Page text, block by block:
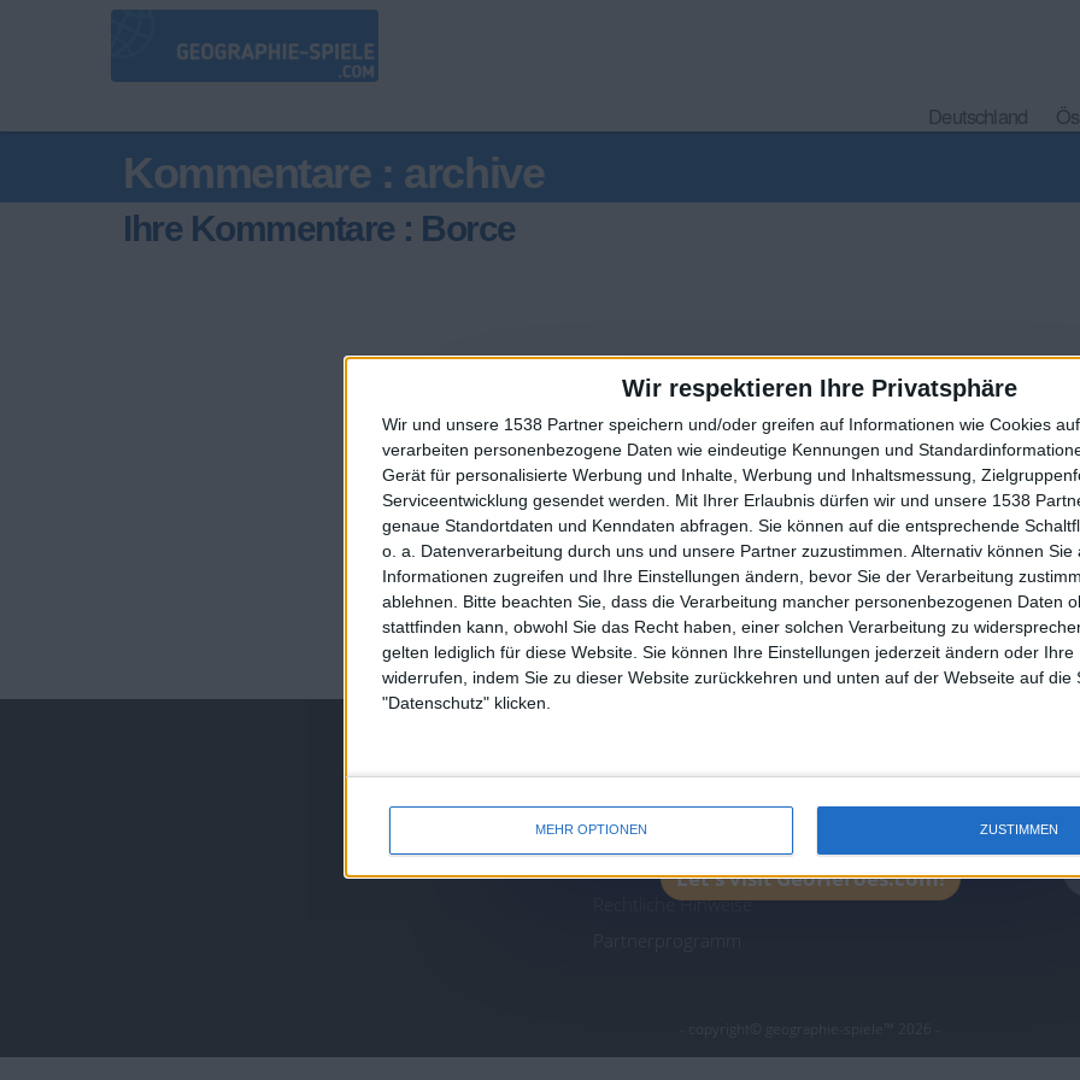
Wir respektieren Ihre Privatsphäre
Wir und unsere 1538 Partner speichern und/oder greifen auf Informationen wie Cookies
verarbeiten personenbezogene Daten wie eindeutige Kennungen und
Gerät für personalisierte Werbung und Inhalte, Werbung und Inhaltsmessung,
Serviceentwicklung gesendet werden. Mit Ihrer Erlaubnis dürfen wir und unsere 1538
genaue Standortdaten und Kenndaten abfragen. Sie können auf die entsprechende
o. a. Datenverarbeitung durch uns und unsere Partner zuzustimmen. Alternativ können Sie
Informationen zugreifen und Ihre Einstellungen ändern, bevor Sie der Verarbeitung
ablehnen. Bitte beachten Sie, dass die Verarbeitung mancher personenbezogenen Daten
stattfinden kann, obwohl Sie das Recht haben, einer solchen Verarbeitung zu
gelten lediglich für diese Website. Sie können Ihre Einstellungen jederzeit ändern oder Ihre
widerrufen, indem Sie zu dieser Website zurückkehren und unten auf der Webseite auf die
"Datenschutz" klicken.
MEHR OPTIONEN ZUSTIMMEN
Deutschland
Kommentare : archive
Ihre Kommentare : Borce
Ein problem oder einen Fehler melden
juegos-geograficos.com geographie-spiele.com giochi-geografici.com
jeux-historiques.com
lemurdelapresse.com jeuxpedago.com billets-
personenbezogener
SiteMap
Rechtliche Hinweise
- copyright© geographie-spiele™ 2026 -
🇺🇸 We noticed you’re visiting from
an English-speaking country
Join our American version now and be among
the firsts to submit your score on our
leaderboards!
Let's visit GeoHeroes.com!